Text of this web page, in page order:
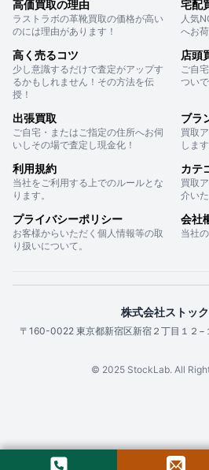
高価買取の理由
ラストラボの革靴買取の価格が高い
のには理由があります！
宅配
人気
へお
高く売るコツ
少し意識するだけで査定がアップす
るかもしれません！その方法を伝
授！
店頭
ご自
つい
出張買取
ご自宅・またはご指定の住所へお伺
いしその場で査定し現金化！
ブラ
買取
します
利用規約
当社をご利用する上でのルールとな
ります。
カテ
買取
介いた
プライバシーポリシー
お客様からいただく個人情報等の取
り扱いについて。
会社
当社の
株式会社ストッ
〒160-0022 東京都新宿区新宿２丁目１２−
© 2025 StockLab. All